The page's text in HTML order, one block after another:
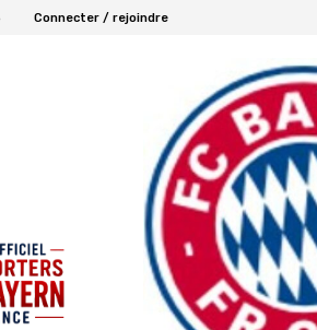
Connecter / rejoindre